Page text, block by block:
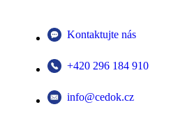
Kontaktujte nás
+420 296 184 910
info@cedok.cz